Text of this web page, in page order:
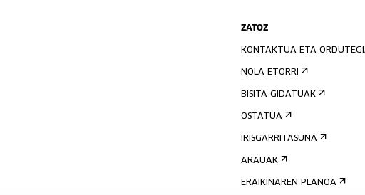
ZATOZ
KONTAKTUA ETA
NOLA ETORRI
BISITA GIDATUAK
OSTATUA
IRISGARRITASUNA
ARAUAK
ERAIKINAREN PLANOA